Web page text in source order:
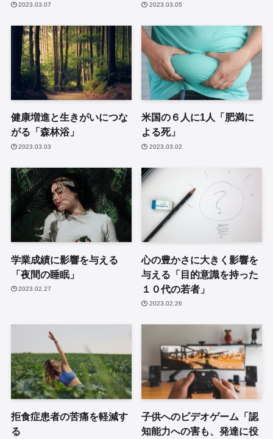
2023.03.07 2023.03.05
健康増進と生きがいにつな
がる「森林浴」
2023.03.03
米国の６人に1人「肥満に
よる死」
2023.03.02
学業成績に影響を与える
「夜間の睡眠」
2023.02.27
心の豊かさに大きく影響を
与える「目的意識を持った
１０代の若者」
2023.02.26
拒食症患者の苦痛を軽減す
る
子供へのビデオゲーム「認
知能力への害も、発達に役